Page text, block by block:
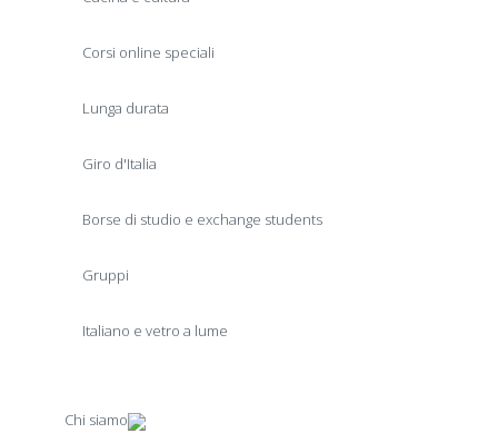
Corsi online speciali
Lunga durata
Giro d'Italia
Borse di studio e exchange students
Gruppi
Italiano e vetro a lume
Chi siamo